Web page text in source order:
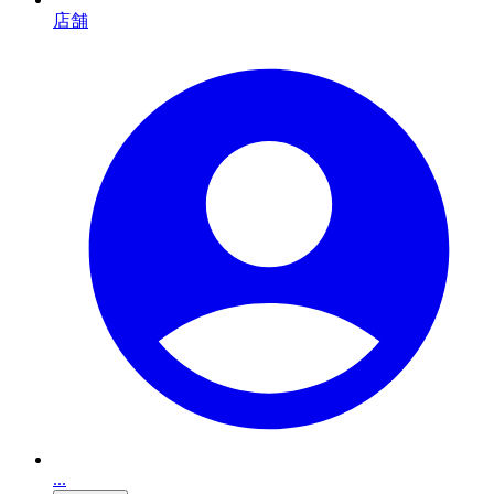
店舗
...